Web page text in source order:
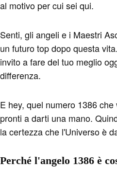
al motivo per cui sei qui.
Senti, gli angeli e i Maestri
un futuro top dopo questa
invito a fare del tuo meglio
differenza.
E hey, quel numero 1386
pronti a darti una mano.
la certezza che l'Universo è
Perché l'angelo 1386 è